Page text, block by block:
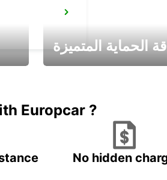
الحماية المتميزة
Europcar ?
No hidden